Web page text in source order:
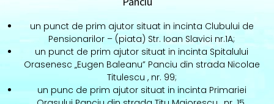
un punct de prim ajutor situat in incinta Clubului de
Pensionarilor – (piata) Str. Ioan Slavici nr.1A;
un punct de prim ajutor situat in incinta Spitalului
Orasenesc „Eugen Baleanu” Panciu din strada Nicolae
Titulescu , nr. 99;
un punc de prim ajutor situat in incinta Primariei